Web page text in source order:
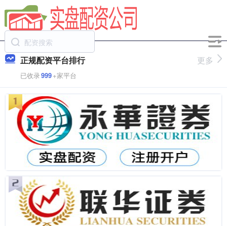
正规配资平台排行
已收录999+家平台
更多